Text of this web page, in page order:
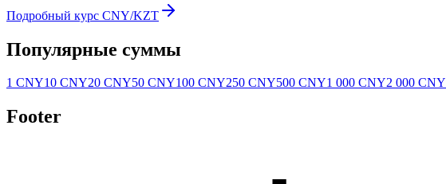
Подробный курс CNY/KZT
Популярные суммы
1 CNY10 CNY20 CNY50 CNY100 CNY250 CNY500 CNY1 000 CNY2 000 CNY
Footer